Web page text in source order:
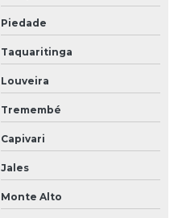
Piedade
Taquaritinga
Louveira
Tremembé
Capivari
Jales
Monte Alto